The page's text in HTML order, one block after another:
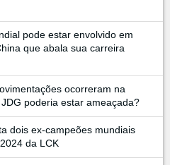
pode estar envolvido em
que abala sua carreira
ocorreram na
poderia estar ameaçada?
dois ex-campeões mundiais
da LCK